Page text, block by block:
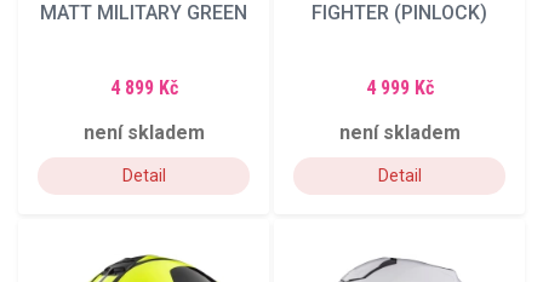
MATT MILITARY GREEN
4 899 Kč
není skladem
Detail
FIGHTER (PINLOCK)
4 999 Kč
není skladem
Detail